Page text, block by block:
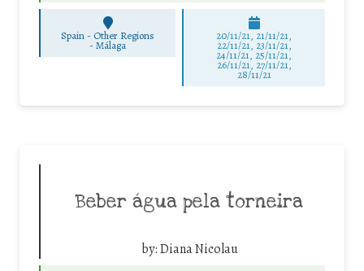
Spain - Other Regions
-Málaga
20/11/21, 21/11/21,
22/11/21, 23/11/21,
24/11/21, 25/11/21,
26/11/21, 27/11/21,
28/11/21
Beber água pela torneira
by:Diana Nicolau